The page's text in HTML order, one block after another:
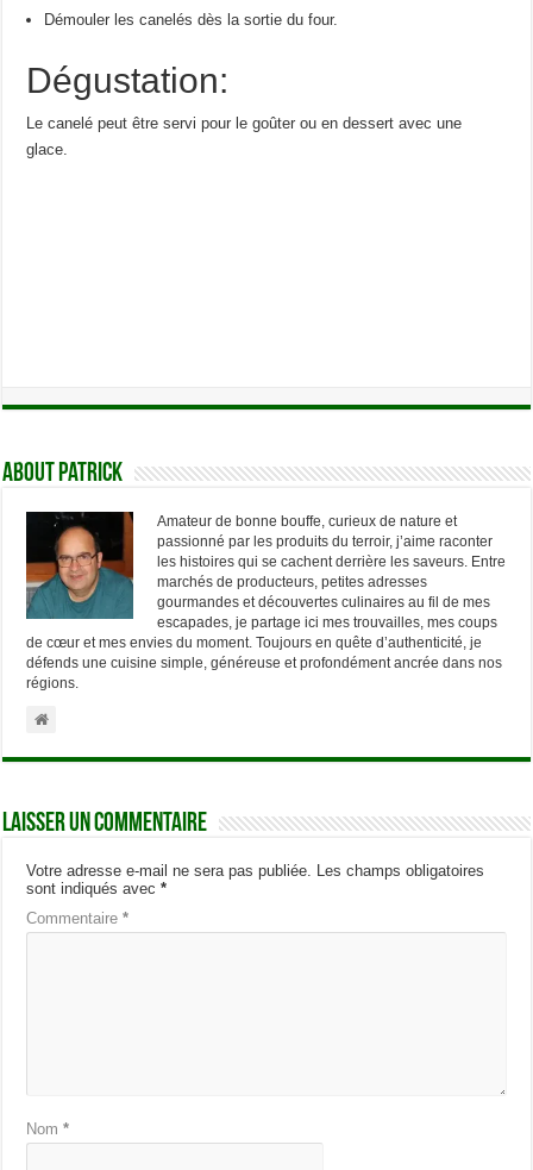
Démouler les canelés dès la sortie du four.
Dégustation:
Le canelé peut être servi pour le goûter ou en dessert avec une
glace.
About Patrick
Amateur de bonne bouffe, curieux de nature et
passionné par les produits du terroir, j’aime raconter
les histoires qui se cachent derrière les saveurs. Entre
marchés de producteurs, petites adresses
gourmandes et découvertes culinaires au fil de mes
escapades, je partage ici mes trouvailles, mes coups
de cœur et mes envies du moment. Toujours en quête d’authenticité, je
défends une cuisine simple, généreuse et profondément ancrée dans nos
régions.
Laisser un commentaire
Votre adresse e-mail ne sera pas publiée. Les champs obligatoires
sont indiqués avec*
Commentaire*
Nom*